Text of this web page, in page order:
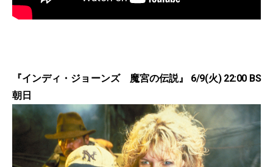
『インディ・ジョーンズ 魔宮の伝説』 6/9(火) 22:00 BS
朝日